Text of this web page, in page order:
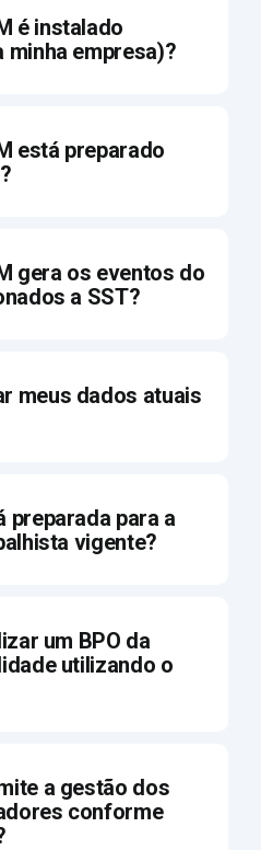
é instalado
minha empresa)?
está preparado
gera os eventos do
a SST?
meus dados atuais
preparada para a
vigente?
um BPO da
utilizando o
a gestão dos
conforme